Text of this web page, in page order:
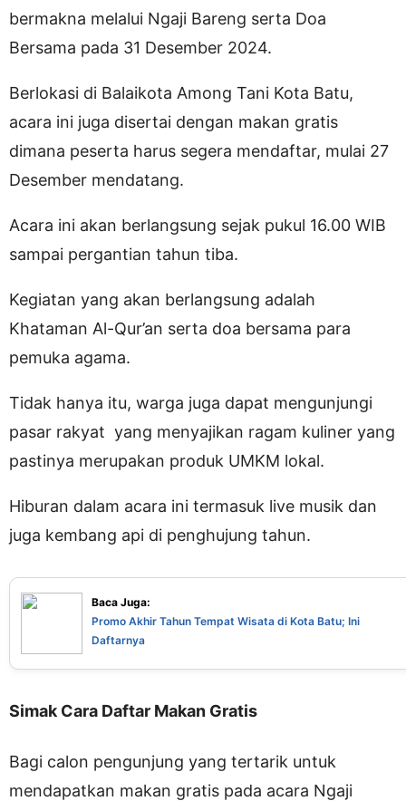
bermakna melalui Ngaji Bareng serta Doa
Bersama pada 31 Desember 2024.
Berlokasi di Balaikota Among Tani Kota Batu,
acara ini juga disertai dengan makan gratis
dimana peserta harus segera mendaftar, mulai 27
Desember mendatang.
Acara ini akan berlangsung sejak pukul 16.00 WIB
sampai pergantian tahun tiba.
Kegiatan yang akan berlangsung adalah
Khataman Al-Qur’an serta doa bersama para
pemuka agama.
Tidak hanya itu, warga juga dapat mengunjungi
pasar rakyat yang menyajikan ragam kuliner yang
pastinya merupakan produk UMKM lokal.
Hiburan dalam acara ini termasuk live musik dan
juga kembang api di penghujung tahun.
Baca Juga:
Promo Akhir Tahun Tempat Wisata di Kota Batu; Ini
Daftarnya
Simak Cara Daftar Makan Gratis
Bagi calon pengunjung yang tertarik untuk
mendapatkan makan gratis pada acara Ngaji